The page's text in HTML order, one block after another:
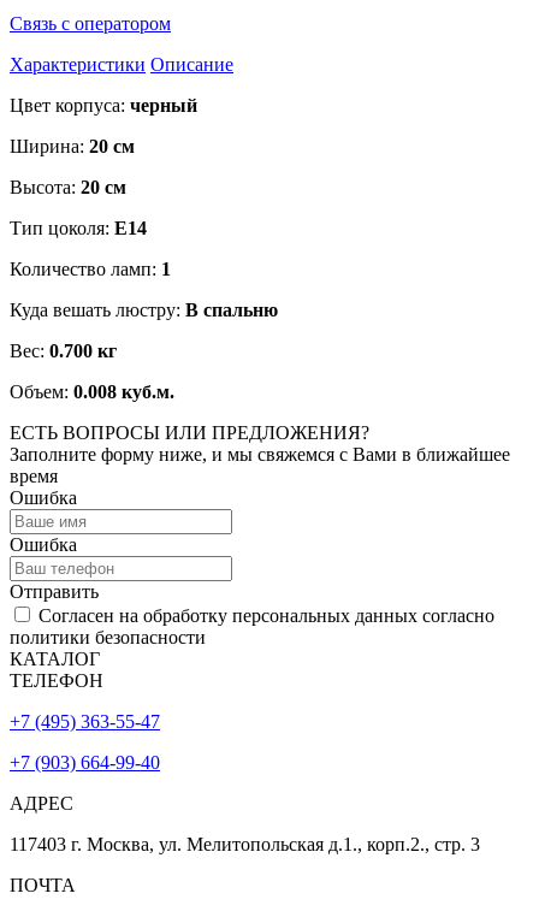
Связь с оператором
Характеристики Описание
Цвет корпуса: черный
Ширина: 20 см
Высота: 20 см
Тип цоколя: E14
Количество ламп: 1
Куда вешать люстру: В спальню
Вес: 0.700 кг
Объем: 0.008 куб.м.
ЕСТЬ ВОПРОСЫ ИЛИ ПРЕДЛОЖЕНИЯ?
Заполните форму ниже, и мы свяжемся с Вами в ближайшее
время
Ошибка
Ошибка
Отправить
Согласен на обработку персональных данных согласно
политики безопасности
КАТАЛОГ
ТЕЛЕФОН
+7 (495) 363-55-47
+7 (903) 664-99-40
АДРЕС
117403 г. Москва, ул. Мелитопольская д.1., корп.2., стр. 3
ПОЧТА